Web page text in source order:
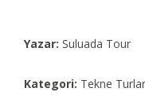
Yazar: Suluada Tour
Kategori: Tekne